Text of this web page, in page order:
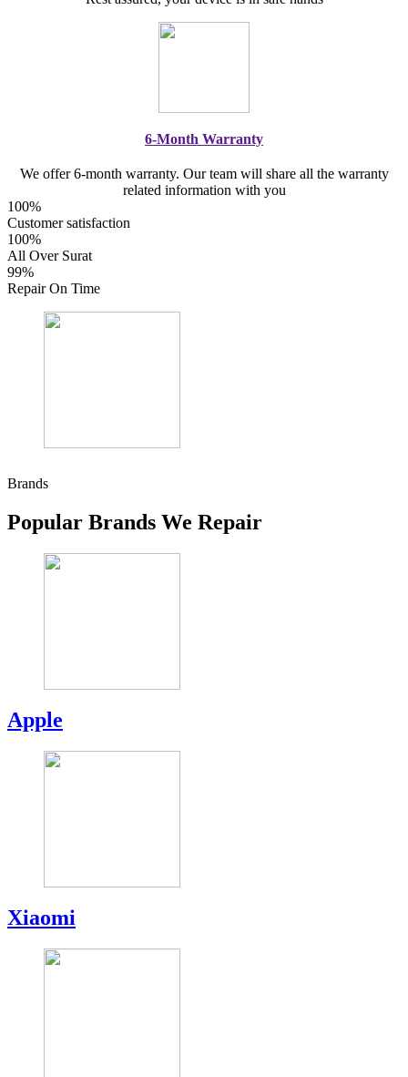
6-Month Warranty
We offer 6-month warranty. Our team will share all the warranty
related information with you
100%
Customer satisfaction
100%
All Over Surat
99%
Repair On Time
Brands
Popular Brands We Repair
Apple
Xiaomi